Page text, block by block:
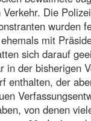
Die
wurden
mit
sich darauf
in der bisherigen
enthalten, der
von denen